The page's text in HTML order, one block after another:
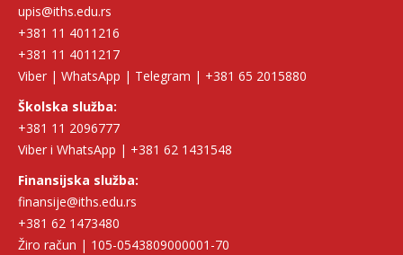
upis@iths.edu.rs
+381 11 4011216
+381 11 4011217
Viber | WhatsApp | Telegram | +381 65 2015880
Školska služba:
+381 11 2096777
Viber i WhatsApp | +381 62 1431548
Finansijska služba:
finansije@iths.edu.rs
+381 62 1473480
Žiro račun | 105-0543809000001-70